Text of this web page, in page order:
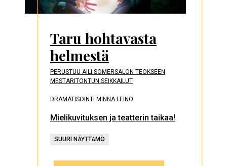
Taru hohtavasta
helmestä
PERUSTUU AILI SOMERSALON TEOKSEEN
MESTARITONTUN SEIKKAILUT
DRAMATISOINTI MINNA LEINO
Mielikuvituksen ja teatterin taikaa!
SUURI NÄYTTÄMÖ